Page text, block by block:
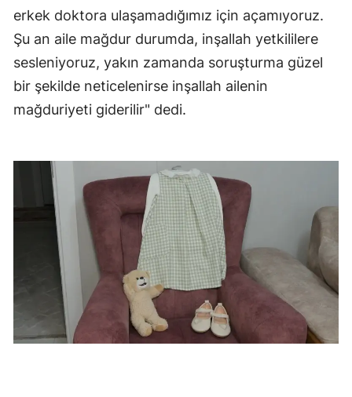
erkek doktora ulaşamadığımız için açamıyoruz.
Şu an aile mağdur durumda, inşallah yetkililere
sesleniyoruz, yakın zamanda soruşturma güzel
bir şekilde neticelenirse inşallah ailenin
mağduriyeti giderilir" dedi.